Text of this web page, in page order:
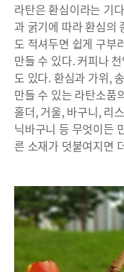
라탄은 환심이라는 기
과 굵기에 따라 환심의
도 적셔두면 쉽게 구부
만들 수 있다. 커피나
도 있다. 환심과 가위,
만들 수 있는 라탄소품
홀더, 거울, 바구니, 리
닉바구니 등 무엇이든
른 소재가 덧붙여지면